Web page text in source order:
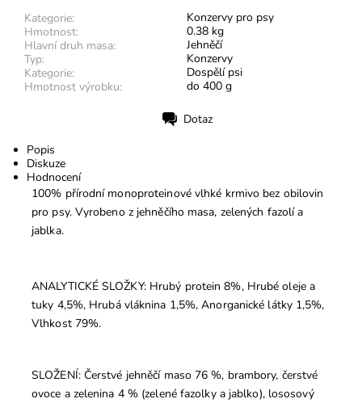
Kategorie:
Konzervy pro psy
Hmotnost:
0.38 kg
Hlavní druh masa:
Jehněčí
Typ:
Konzervy
Kategorie:
Dospělí psi
Hmotnost výrobku:
do 400 g
Dotaz
Popis
Diskuze
Hodnocení
100% přírodní monoproteinové vlhké krmivo bez obilovin
pro psy. Vyrobeno z jehněčího masa, zelených fazolí a
jablka.
ANALYTICKÉ SLOŽKY: Hrubý protein 8%, Hrubé oleje a
tuky 4,5%, Hrubá vláknina 1,5%, Anorganické látky 1,5%,
Vlhkost 79%.
SLOŽENÍ: Čerstvé jehněčí maso 76 %, brambory, čerstvé
ovoce a zelenina 4 % (zelené fazolky a jablko), lososový